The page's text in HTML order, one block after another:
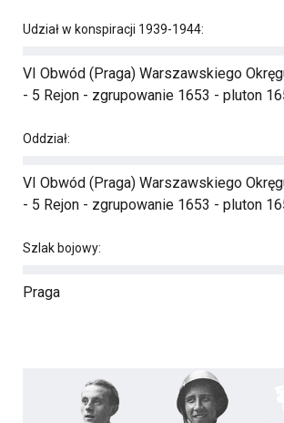
Udział w konspiracji 1939-1944:
VI Obwód (Praga) Warszawskiego
- 5 Rejon - zgrupowanie 1653 - pluton
Oddział:
VI Obwód (Praga) Warszawskiego
- 5 Rejon - zgrupowanie 1653 - pluton
Szlak bojowy:
Praga